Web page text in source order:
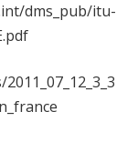
dms_pub/itu-